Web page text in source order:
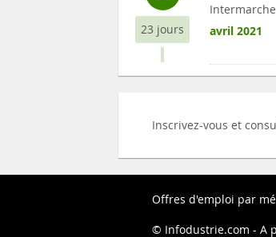
23 jours
Intermarche
avril 2021
Inscrivez-vous et
Offres d'emploi par
Infodustrie.com
A